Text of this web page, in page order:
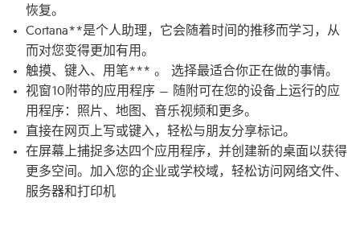
恢复。
Cortana**是个人助理，它会随着时间的推移而学习，从
而对您变得更加有用。
触摸、键入、用笔*** 。 选择最适合你正在做的事情。
视窗10附带的应用程序 – 随附可在您的设备上运行的应
用程序：照片、地图、音乐视频和更多。
直接在网页上写或键入，轻松与朋友分享标记。
在屏幕上捕捉多达四个应用程序，并创建新的桌面以获得
更多空间。加入您的企业或学校域，轻松访问网络文件、
服务器和打印机